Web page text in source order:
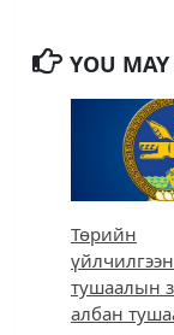
YOU
Төрийн
тушаалын
албан